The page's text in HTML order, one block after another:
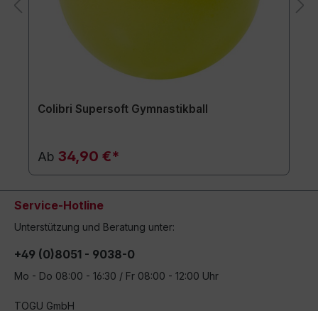
Colibri Supersoft Gymnastikball
Ab 34,90 €*
Service-Hotline
Unterstützung und Beratung unter:
+49 (0)8051 - 9038-0
Mo - Do 08:00 - 16:30 / Fr 08:00 - 12:00 Uhr
TOGU GmbH